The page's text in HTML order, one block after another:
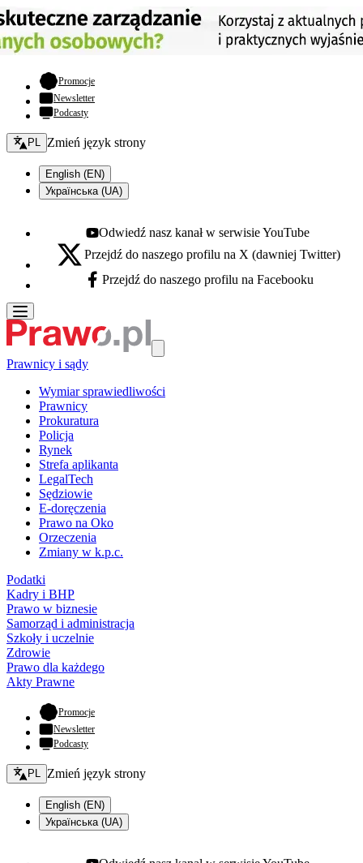
Promocje- otwiera się w nowej karcie
Newsletter
Podcasty
Zmień język - bieżący:
PL Zmień język strony
English (EN)
Українська (UA)
Youtube - otwiera się w nowej karcie
Odwiedź nasz kanał w serwisie YouTube
X - otwiera się w nowej karcie
Przejdź do naszego profilu na X (dawniej Twitter)
Facebook - otwiera się w nowej karcie
Przejdź do naszego profilu na Facebooku
Prawnicy i sądy
Wymiar sprawiedliwości
Prawnicy
Prokuratura
Policja
Rynek
Strefa aplikanta
LegalTech
Sędziowie
E-doręczenia
Prawo na Oko
Orzeczenia
Zmiany w k.p.c.
Podatki
Kadry i BHP
Prawo w biznesie
Samorząd i administracja
Szkoły i uczelnie
Zdrowie
Prawo dla każdego
Akty Prawne
Promocje- otwiera się w nowej karcie
Newsletter
Podcasty
Zmień język - bieżący:
PL Zmień język strony
English (EN)
Українська (UA)